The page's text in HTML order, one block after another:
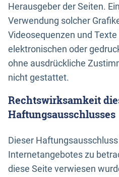
Herausgeber der Seiten.
Verwendung solcher
Videosequenzen und
elektronischen oder
ohne ausdrückliche
nicht gestattet.
Rechtswirksamkeit
Haftungsausschlusses
Dieser
Internetangebotes zu
diese Seite verwiesen